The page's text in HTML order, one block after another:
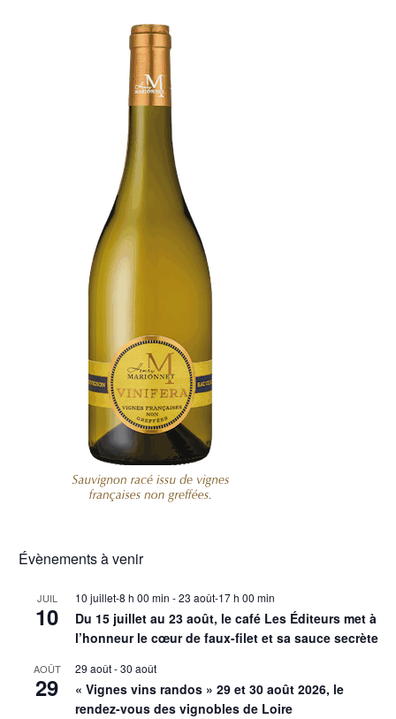
Évènements à venir
JUIL
10
10 juillet-8 h 00 min -23 août-17 h 00 min
Du 15 juillet au 23 août, le café Les Éditeurs met à
l’honneur le cœur de faux-filet et sa sauce secrète
AOÛT
29
29 août-30 août
« Vignes vins randos » 29 et 30 août 2026, le
rendez-vous des vignobles de Loire